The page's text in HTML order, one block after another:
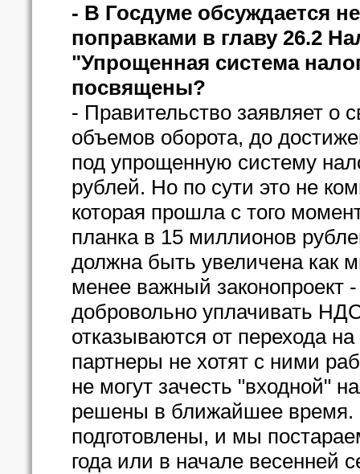
- В Госдуме обсуждается
поправками в главу 26.2
"Упрощенная система
посвящены?
- Правительство заявляет о
объемов оборота, до
под упрощенную систему
рублей. Но по сути это не
которая прошла с того
планка в 15 миллионов
должна быть увеличена как
менее важный законопроект
добровольно уплачивать
отказываются от перехода
партнеры не хотят с ними
не могут зачесть "входной"
решены в ближайшее время.
подготовлены, и мы
года или в начале весенней